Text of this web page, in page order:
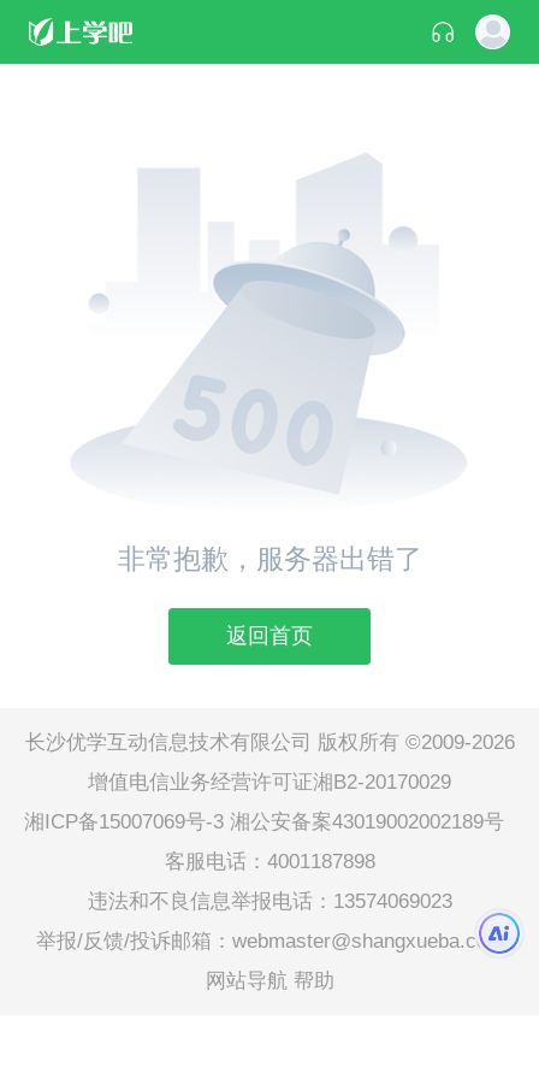
非常抱歉，服务器出错了
返回首页
长沙优学互动信息技术有限公司 版权所有 ©2009-2026
增值电信业务经营许可证湘B2-20170029
湘ICP备15007069号-3 湘公安备案43019002002189号
客服电话：4001187898
违法和不良信息举报电话：13574069023
举报/反馈/投诉邮箱：webmaster@shangxueba.com
网站导航 帮助